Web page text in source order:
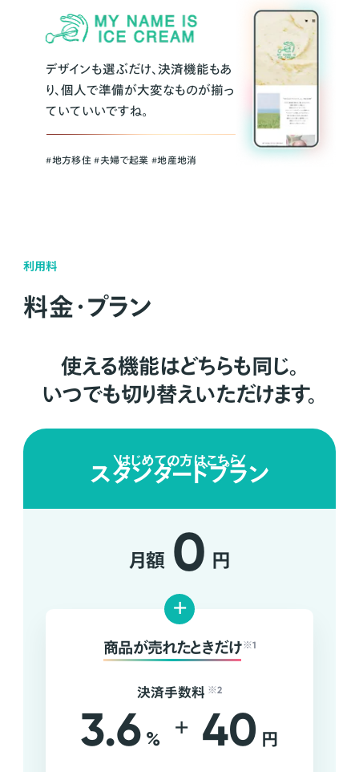
デザインも選ぶだけ、決済機能もあ
り、個人で準備が大変なものが揃っ
ていていいですね。
#地方移住 #夫婦で起業 #地産地消
利用料
料金・プラン
使える機能はどちらも同じ。
いつでも切り替えいただけます。
はじめての方はこちら
スタンダードプラン
月額 0 円
+
商品が売れたときだけ ※1
決済手数料 ※2
3.6 % + 40 円